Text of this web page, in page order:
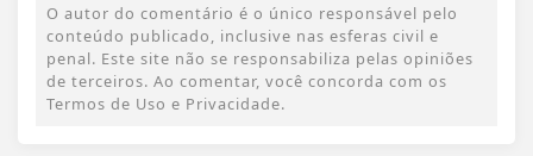
O autor do comentário é o único responsável pelo
conteúdo publicado, inclusive nas esferas civil e
penal. Este site não se responsabiliza pelas opiniões
de terceiros. Ao comentar, você concorda com os
Termos de Uso e Privacidade.